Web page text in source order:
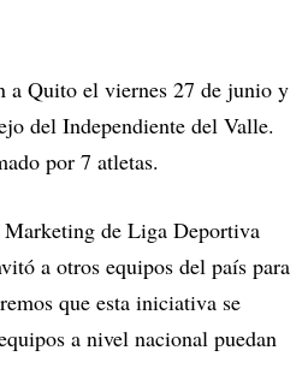
a Quito el viernes 27 de junio y
del Independiente del Valle.
por 7 atletas.
de Liga Deportiva
a otros equipos del país para
que esta iniciativa se
a nivel nacional puedan